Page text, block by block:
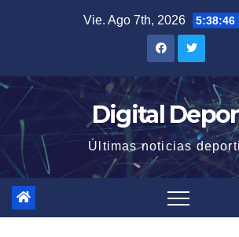
Vie. Ago 7th, 2026 5:38:47
Digital
Últimas noticias